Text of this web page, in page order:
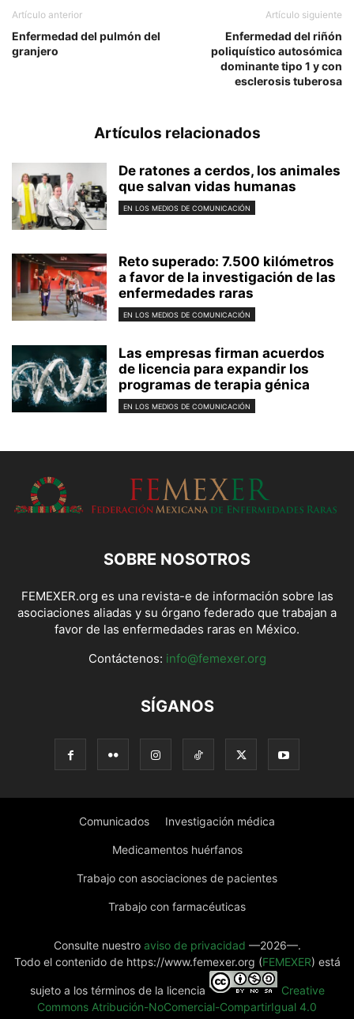
Artículo anterior
Enfermedad del pulmón del
granjero
Artículo siguiente
Enfermedad del riñón
poliquístico autosómica
dominante tipo 1 y con
esclerosis tuberosa
Artículos relacionados
De ratones a cerdos, los animales
que salvan vidas humanas
EN LOS MEDIOS DE COMUNICACIÓN
Reto superado: 7.500 kilómetros
a favor de la investigación de las
enfermedades raras
EN LOS MEDIOS DE COMUNICACIÓN
Las empresas firman acuerdos
de licencia para expandir los
programas de terapia génica
EN LOS MEDIOS DE COMUNICACIÓN
SOBRE NOSOTROS
FEMEXER.org es una revista-e de información sobre las
asociaciones aliadas y su órgano federado que trabajan a
favor de las enfermedades raras en México.
Contáctenos: info@femexer.org
SÍGANOS
Comunicados Investigación médica
Medicamentos huérfanos
Trabajo con asociaciones de pacientes
Trabajo con farmacéuticas
Consulte nuestro aviso de privacidad —2026—.
Todo el contenido de https://www.femexer.org (FEMEXER) está
sujeto a los términos de la licencia
Creative
Commons Atribución-NoComercial-CompartirIgual 4.0